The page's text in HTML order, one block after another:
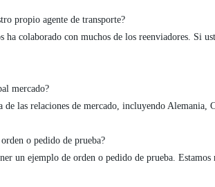
propio agente de transporte?
ha colaborado con muchos de los reenviadores. Si
mercado?
de las relaciones de mercado, incluyendo
o pedido de prueba?
un ejemplo de orden o pedido de prueba.